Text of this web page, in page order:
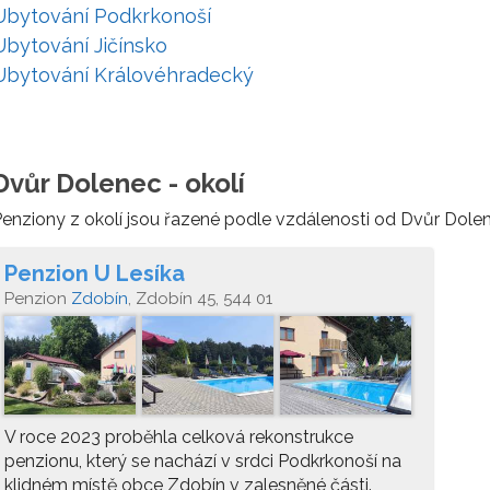
Podkrkonoší
Jičínsko
Královéhradecký
Dolenec - okolí
z okolí jsou řazené podle vzdálenosti od Dvůr
Penzion U Lesíka
Penzion Zdobín, Zdobín 45, 544 01
V roce 2023 proběhla celková rekonstrukce
penzionu, který se nachází v srdci Podkrkonoší na
klidném místě obce Zdobín v zalesněné části.